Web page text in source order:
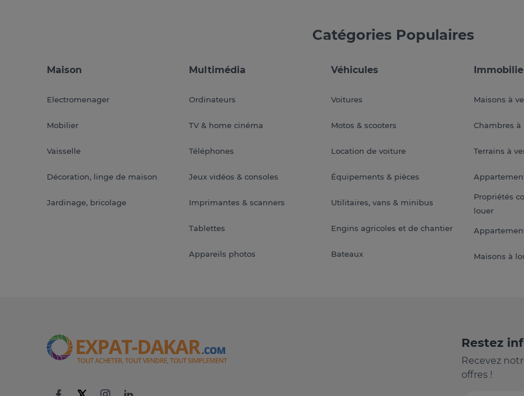
Catégories Populaires
Maison
Electromenager
Mobilier
Vaisselle
Décoration, linge de maison
Jardinage, bricolage
Multimédia
Ordinateurs
TV & home cinéma
Téléphones
Jeux vidéos & consoles
Imprimantes & scanners
Tablettes
Appareils photos
Véhicules
Voitures
Motos & scooters
Location de voiture
Équipements & pièces
Utilitaires, vans & minibus
Engins agricoles et de chantier
Bateaux
Maisons à
Chambres à
Terrains à
Propriétés
louer
Maisons à
Restez
Recevez
offres !